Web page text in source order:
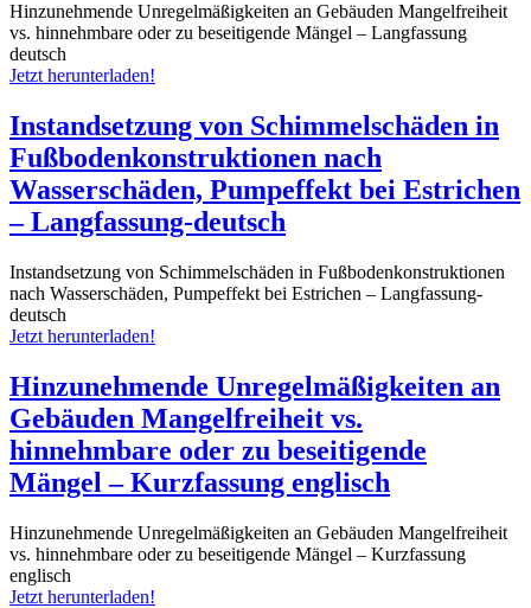
Hinzunehmende Unregelmäßigkeiten an Gebäuden Mangelfreiheit
vs. hinnehmbare oder zu beseitigende Mängel – Langfassung
deutsch
Jetzt herunterladen!
Instandsetzung von Schimmelschäden in
Fußbodenkonstruktionen nach
Wasserschäden, Pumpeffekt bei Estrichen
– Langfassung-deutsch
Instandsetzung von Schimmelschäden in Fußbodenkonstruktionen
nach Wasserschäden, Pumpeffekt bei Estrichen – Langfassung-
deutsch
Jetzt herunterladen!
Hinzunehmende Unregelmäßigkeiten an
Gebäuden Mangelfreiheit vs.
hinnehmbare oder zu beseitigende
Mängel – Kurzfassung englisch
Hinzunehmende Unregelmäßigkeiten an Gebäuden Mangelfreiheit
vs. hinnehmbare oder zu beseitigende Mängel – Kurzfassung
englisch
Jetzt herunterladen!